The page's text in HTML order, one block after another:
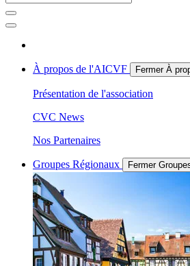
À propos de l'AICVF Fermer À
Présentation de l'association
CVC News
Nos Partenaires
Groupes Régionaux Fermer